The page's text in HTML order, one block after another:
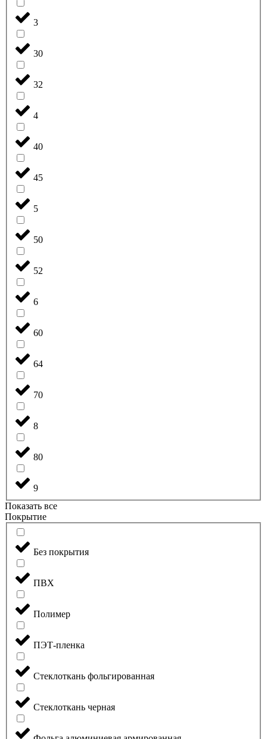
3
30
32
4
40
45
5
50
52
6
60
64
70
8
80
9
Показать все
Покрытие
Без покрытия
ПВХ
Полимер
ПЭТ-пленка
Стеклоткань фольгированная
Стеклоткань черная